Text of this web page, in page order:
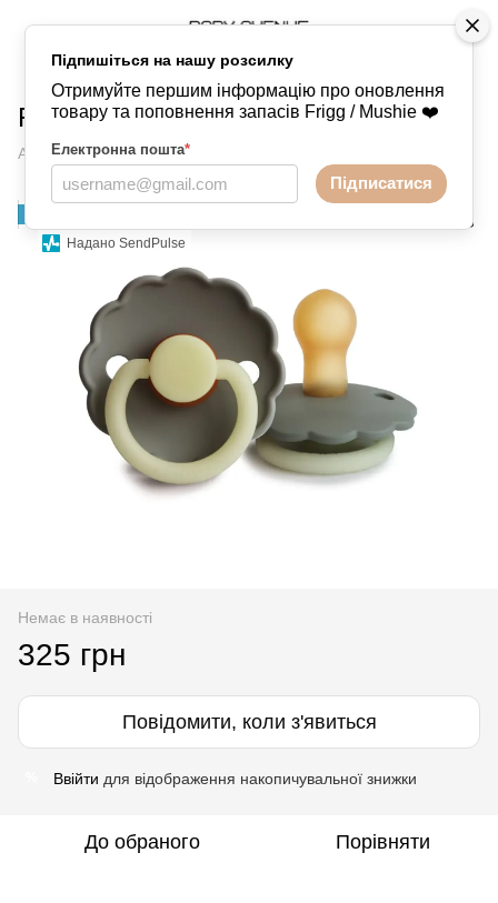
Підпишіться на нашу розсилку
Отримуйте першим інформацію про оновлення
товару та поповнення запасів Frigg / Mushie ❤️
Електронна пошта*
Підписатися
Надано SendPulse
Пустушки FRIGG FRIGG
Frigg Night Portobello
Артикул:4084671494411
Немає в наявності
325 грн
Повідомити, коли з'явиться
Ввійти для відображення накопичувальної знижки
До обраного Порівняти